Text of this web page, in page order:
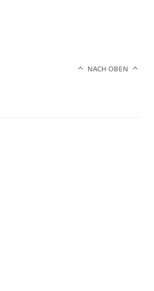
NACH OBEN